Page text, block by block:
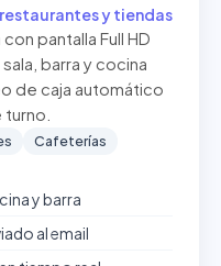
y tiendas
pantalla Full HD
barra y cocina
de caja automático
Cafeterías
y barra
al email